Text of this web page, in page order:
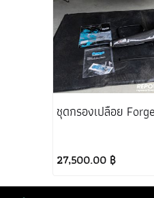
ชุดกรองเปลือย
27,500.00 ฿